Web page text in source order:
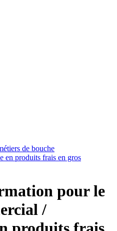
de bouche
en produits frais en gros
pour le
/